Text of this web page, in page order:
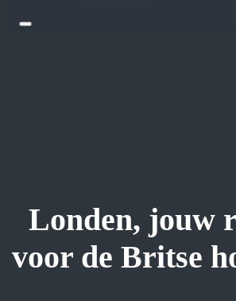
Londen, jouw
voor de Britse